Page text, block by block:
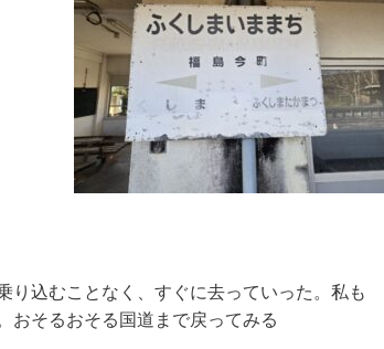
り込むことなく、すぐに去っていった。私も
おそるおそる国道まで戻ってみる